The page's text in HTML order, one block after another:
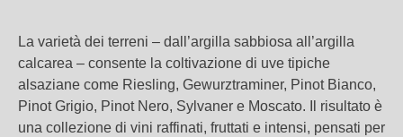
La varietà dei terreni – dall’argilla sabbiosa all’argilla
calcarea – consente la coltivazione di uve tipiche
alsaziane come Riesling, Gewurztraminer, Pinot Bianco,
Pinot Grigio, Pinot Nero, Sylvaner e Moscato. Il risultato è
una collezione di vini raffinati, fruttati e intensi, pensati per